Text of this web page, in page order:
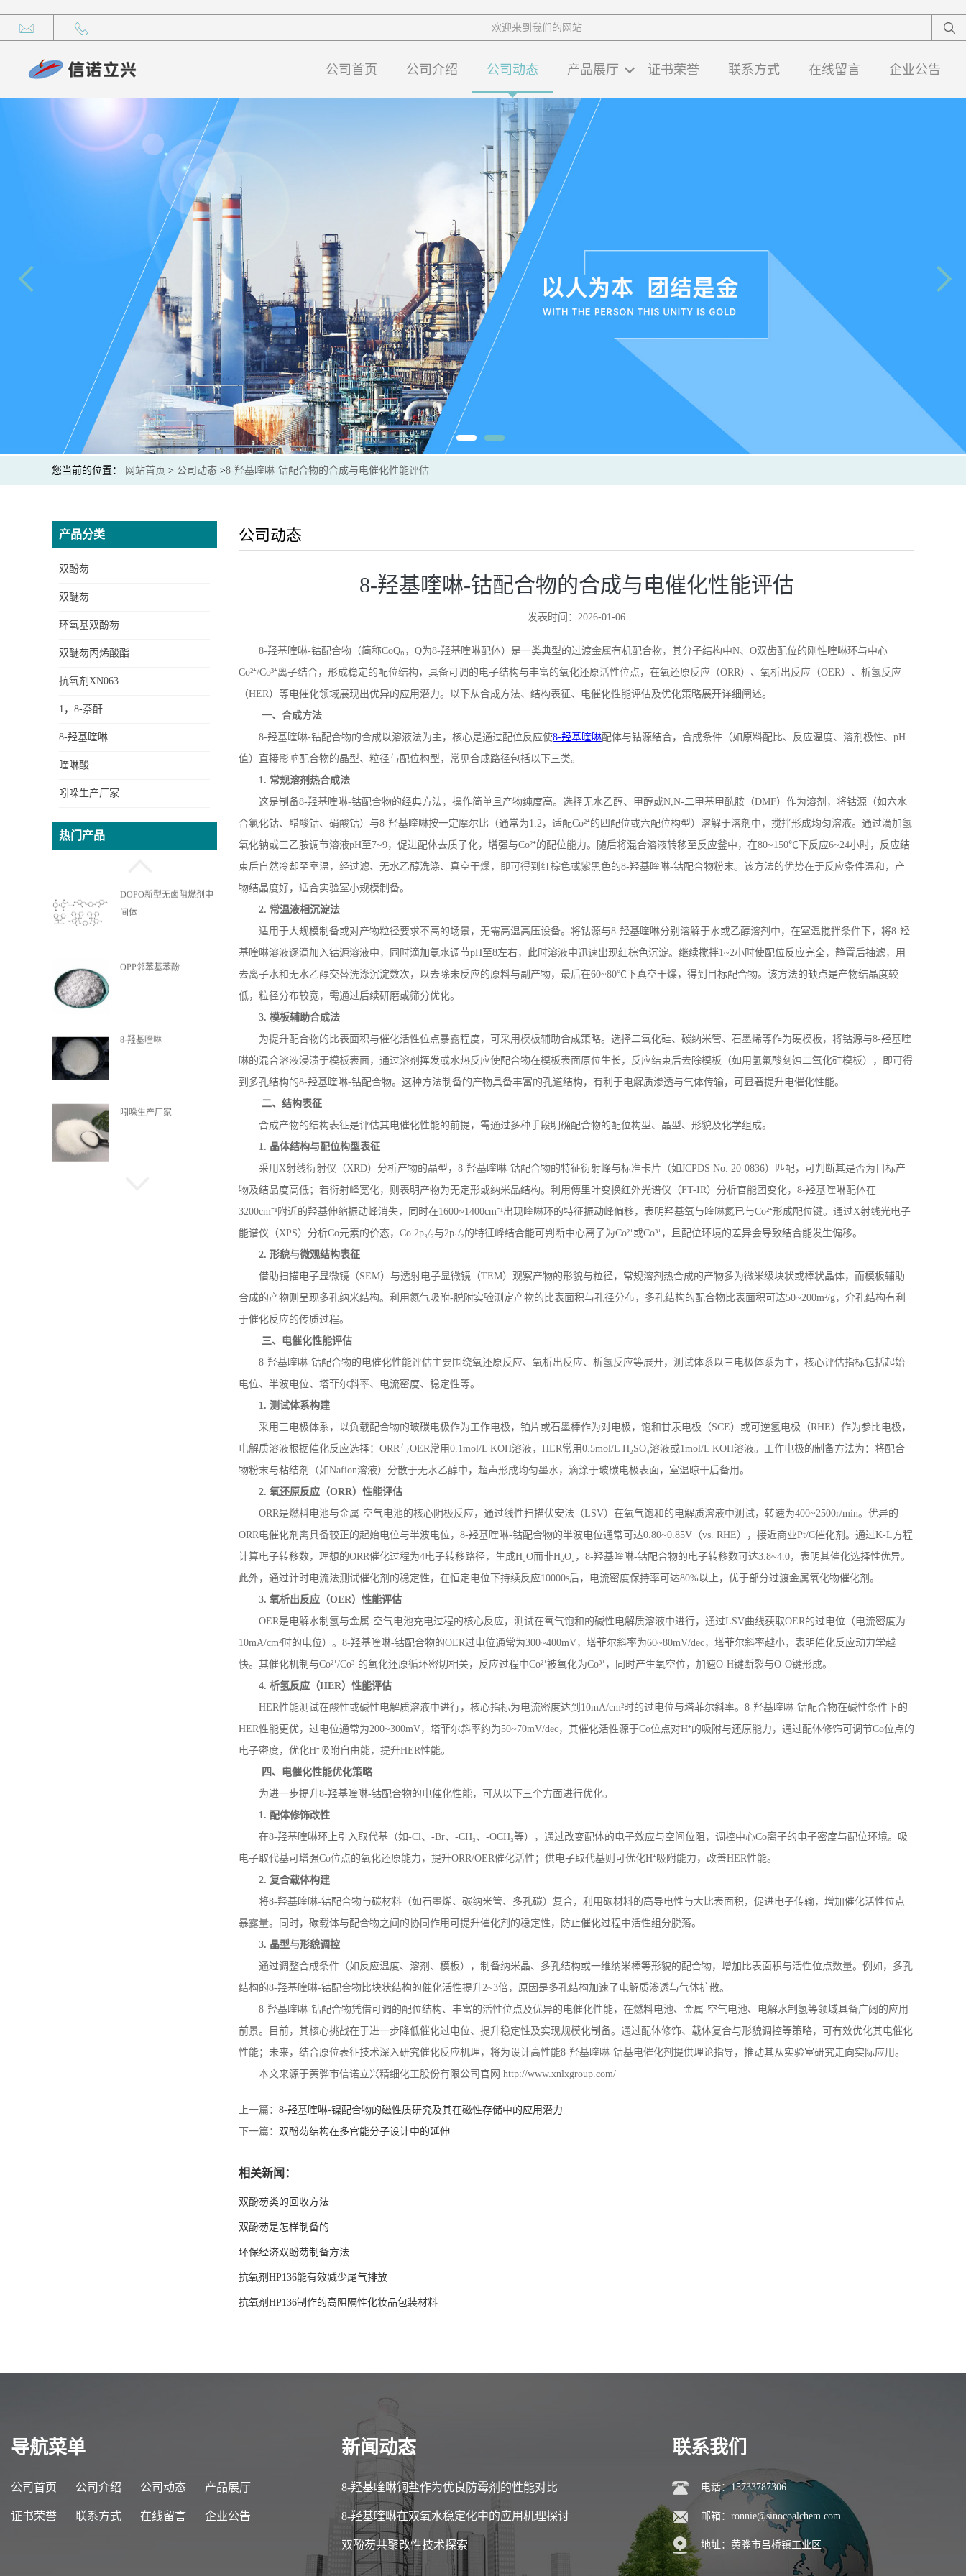
欢迎来到我们的网站
公司首页 公司介绍 公司动态 产品展厅 证书荣誉 联系方式 在线留言 企业公告
您当前的位置： 网站首页 > 公司动态 >8-羟基喹啉-钴配合物的合成与电催化性能评估
产品分类
双酚芴
双醚芴
环氧基双酚芴
双醚芴丙烯酸酯
抗氧剂XN063
1，8-萘酐
8-羟基喹啉
喹啉酸
吲哚生产厂家
热门产品
OPPEA苯基苯酚乙氧基丙
DOPO新型无卤阻燃剂中
间体
OPP邻苯基苯酚
8-羟基喹啉
吲哚生产厂家
公司动态
8-羟基喹啉-钴配合物的合成与电催化性能评估
发表时间：2026-01-06
8-羟基喹啉-钴配合物（简称CoQₙ， Q为8-羟基喹啉配体）是一类典型的过渡金属有机配合物，其分子结构中N、 O双齿配位的刚性喹啉环与中心
Co²⁺/Co³⁺离子结合，形成稳定的配位结构，具备可调的电子结构与丰富的氧化还原活性位点，在氧还原反应（ORR）、氧析出反应（OER）、析氢反应
（HER）等电催化领域展现出优异的应用潜力。以下从合成方法、结构表征、电催化性能评估及优化策略展开详细阐述。
一、合成方法
8-羟基喹啉-钴配合物的合成以溶液法为主，核心是通过配位反应使8-羟基喹啉配体与钴源结合，合成条件（如原料配比、反应温度、溶剂极性、 pH
值）直接影响配合物的晶型、粒径与配位构型，常见合成路径包括以下三类。
1. 常规溶剂热合成法
这是制备8-羟基喹啉-钴配合物的经典方法，操作简单且产物纯度高。选择无水乙醇、甲醇或N,N-二甲基甲酰胺（DMF）作为溶剂，将钴源（如六水
合氯化钴、醋酸钴、硝酸钴）与8-羟基喹啉按一定摩尔比（通常为1:2，适配Co²⁺的四配位或六配位构型）溶解于溶剂中，搅拌形成均匀溶液。通过滴加氢
氧化钠或三乙胺调节溶液pH至7~9，促进配体去质子化，增强与Co²⁺的配位能力。随后将混合溶液转移至反应釜中，在80~150℃下反应6~24小时，反应结
束后自然冷却至室温，经过滤、无水乙醇洗涤、真空干燥，即可得到红棕色或紫黑色的8-羟基喹啉-钴配合物粉末。该方法的优势在于反应条件温和，产
物结晶度好，适合实验室小规模制备。
2. 常温液相沉淀法
适用于大规模制备或对产物粒径要求不高的场景，无需高温高压设备。将钴源与8-羟基喹啉分别溶解于水或乙醇溶剂中，在室温搅拌条件下，将8-羟
基喹啉溶液逐滴加入钴源溶液中，同时滴加氨水调节pH至8左右，此时溶液中迅速出现红棕色沉淀。继续搅拌1~2小时使配位反应完全，静置后抽滤，用
去离子水和无水乙醇交替洗涤沉淀数次，以去除未反应的原料与副产物，最后在60~80℃下真空干燥，得到目标配合物。该方法的缺点是产物结晶度较
低，粒径分布较宽，需通过后续研磨或筛分优化。
3.模板辅助合成法
为提升配合物的比表面积与催化活性位点暴露程度，可采用模板辅助合成策略。选择二氧化硅、碳纳米管、石墨烯等作为硬模板，将钴源与8-羟基喹
啉的混合溶液浸渍于模板表面，通过溶剂挥发或水热反应使配合物在模板表面原位生长，反应结束后去除模板（如用氢氟酸刻蚀二氧化硅模板），即可得
到多孔结构的8-羟基喹啉-钴配合物。这种方法制备的产物具备丰富的孔道结构，有利于电解质渗透与气体传输，可显著提升电催化性能。
二、结构表征
合成产物的结构表征是评估其电催化性能的前提，需通过多种手段明确配合物的配位构型、晶型、形貌及化学组成。
1. 晶体结构与配位构型表征
采用X射线衍射仪（XRD）分析产物的晶型， 8-羟基喹啉-钴配合物的特征衍射峰与标准卡片（如JCPDS No. 20-0836）匹配，可判断其是否为目标产
物及结晶度高低；若衍射峰宽化，则表明产物为无定形或纳米晶结构。利用傅里叶变换红外光谱仪（FT-IR）分析官能团变化， 8-羟基喹啉配体在
3200cm⁻¹附近的羟基伸缩振动峰消失，同时在1600~1400cm⁻¹出现喹啉环的特征振动峰偏移，表明羟基氧与喹啉氮已与Co²⁺形成配位键。通过X射线光电子
能谱仪（XPS）分析Co元素的价态， Co 2p₃/₂与2p₁/₂的特征峰结合能可判断中心离子为Co²⁺或Co³⁺，且配位环境的差异会导致结合能发生偏移。
2.形貌与微观结构表征
借助扫描电子显微镜（SEM）与透射电子显微镜（TEM）观察产物的形貌与粒径，常规溶剂热合成的产物多为微米级块状或棒状晶体，而模板辅助
合成的产物则呈现多孔纳米结构。利用氮气吸附-脱附实验测定产物的比表面积与孔径分布，多孔结构的配合物比表面积可达50~200m²/g，介孔结构有利
于催化反应的传质过程。
三、电催化性能评估
8-羟基喹啉-钴配合物的电催化性能评估主要围绕氧还原反应、氧析出反应、析氢反应等展开，测试体系以三电极体系为主，核心评估指标包括起始
电位、半波电位、塔菲尔斜率、电流密度、稳定性等。
1.测试体系构建
采用三电极体系，以负载配合物的玻碳电极作为工作电极，铂片或石墨棒作为对电极，饱和甘汞电极（SCE）或可逆氢电极（RHE）作为参比电极，
电解质溶液根据催化反应选择： ORR与OER常用0.1mol/L KOH溶液， HER常用0.5mol/L H₂SO₄溶液或1mol/L KOH溶液。工作电极的制备方法为：将配合
物粉末与粘结剂（如Nafion溶液）分散于无水乙醇中，超声形成均匀墨水，滴涂于玻碳电极表面，室温晾干后备用。
2.氧还原反应（ORR）性能评估
ORR是燃料电池与金属-空气电池的核心阴极反应，通过线性扫描伏安法（LSV）在氧气饱和的电解质溶液中测试，转速为400~2500r/min。优异的
ORR电催化剂需具备较正的起始电位与半波电位， 8-羟基喹啉-钴配合物的半波电位通常可达0.80~0.85V （vs. RHE），接近商业Pt/C催化剂。通过K-L方程
计算电子转移数，理想的ORR催化过程为4电子转移路径，生成H₂O而非H₂O₂， 8-羟基喹啉-钴配合物的电子转移数可达3.8~4.0，表明其催化选择性优异。
此外，通过计时电流法测试催化剂的稳定性，在恒定电位下持续反应10000s后，电流密度保持率可达80%以上，优于部分过渡金属氧化物催化剂。
3.氧析出反应（OER）性能评估
OER是电解水制氢与金属-空气电池充电过程的核心反应，测试在氧气饱和的碱性电解质溶液中进行，通过LSV曲线获取OER的过电位（电流密度为
10mA/cm²时的电位）。 8-羟基喹啉-钴配合物的OER过电位通常为300~400mV，塔菲尔斜率为60~80mV/dec，塔菲尔斜率越小，表明催化反应动力学越
快。其催化机制与Co²⁺/Co³⁺的氧化还原循环密切相关，反应过程中Co²⁺被氧化为Co³⁺，同时产生氧空位，加速O-H键断裂与O-O键形成。
4.析氢反应（HER）性能评估
HER性能测试在酸性或碱性电解质溶液中进行，核心指标为电流密度达到 10mA/cm²时的过电位与塔菲尔斜率。 8-羟基喹啉-钴配合物在碱性条件下的
HER性能更优，过电位通常为200~300mV，塔菲尔斜率约为50~70mV/dec，其催化活性源于Co位点对H⁺的吸附与还原能力，通过配体修饰可调节Co位点的
电子密度，优化H⁺吸附自由能，提升HER性能。
四、电催化性能优化策略
为进一步提升8-羟基喹啉-钴配合物的电催化性能，可从以下三个方面进行优化。
1. 配体修饰改性
在8-羟基喹啉环上引入取代基（如-Cl、 -Br、 -CH₃、 -OCH₃等），通过改变配体的电子效应与空间位阻，调控中心Co离子的电子密度与配位环境。吸
电子取代基可增强Co位点的氧化还原能力，提升ORR/OER催化活性；供电子取代基则可优化H⁺吸附能力，改善HER性能。
2.复合载体构建
将8-羟基喹啉-钴配合物与碳材料（如石墨烯、碳纳米管、多孔碳）复合，利用碳材料的高导电性与大比表面积，促进电子传输，增加催化活性位点
暴露量。同时，碳载体与配合物之间的协同作用可提升催化剂的稳定性，防止催化过程中活性组分脱落。
3. 晶型与形貌调控
通过调整合成条件（如反应温度、溶剂、模板），制备纳米晶、多孔结构或一维纳米棒等形貌的配合物，增加比表面积与活性位点数量。例如，多孔
结构的8-羟基喹啉-钴配合物比块状结构的催化活性提升2~3倍，原因是多孔结构加速了电解质渗透与气体扩散。
8-羟基喹啉-钴配合物凭借可调的配位结构、丰富的活性位点及优异的电催化性能，在燃料电池、金属-空气电池、电解水制氢等领域具备广阔的应用
前景。目前，其核心挑战在于进一步降低催化过电位、提升稳定性及实现规模化制备。通过配体修饰、载体复合与形貌调控等策略，可有效优化其电催化
性能；未来，结合原位表征技术深入研究催化反应机理，将为设计高性能8-羟基喹啉-钴基电催化剂提供理论指导，推动其从实验室研究走向实际应用。
本文来源于黄骅市信诺立兴精细化工股份有限公司官网 http://www.xnlxgroup.com/
上一篇： 8-羟基喹啉-镍配合物的磁性质研究及其在磁性存储中的应用潜力
下一篇： 双酚芴结构在多官能分子设计中的延伸
相关新闻：
双酚芴类的回收方法
双酚芴是怎样制备的
环保经济双酚芴制备方法
抗氧剂HP136能有效减少尾气排放
抗氧剂HP136制作的高阻隔性化妆品包装材料
导航菜单
公司首页 公司介绍 公司动态 产品展厅
证书荣誉 联系方式 在线留言 企业公告
新闻动态
8-羟基喹啉铜盐作为优良防霉剂的性能对比
8-羟基喹啉在双氧水稳定化中的应用机理探讨
双酚芴共聚改性技术探索
联系我们
电话：15733787306
邮箱： ronnie@sinocoalchem.com
地址：黄骅市吕桥镇工业区